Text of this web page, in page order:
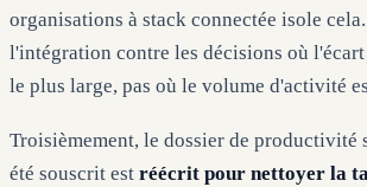
organisations à stack connectée isole
l'intégration contre les décisions où
le plus large, pas où le volume d'activité
Troisièmement, le dossier de productivité
été souscrit est réécrit pour nettoyer la